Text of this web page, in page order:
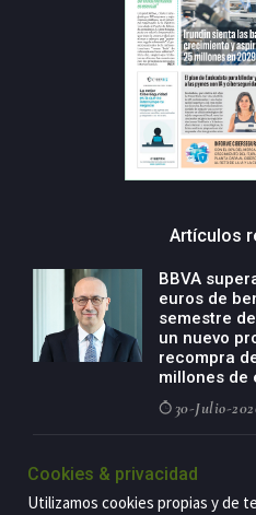
Artículos
BBVA
euros de
semestre
un nuevo
recompra
millones de
30-Julio-
negocio
de
Cookies & privacidad
Utilizamos cookies propias y de